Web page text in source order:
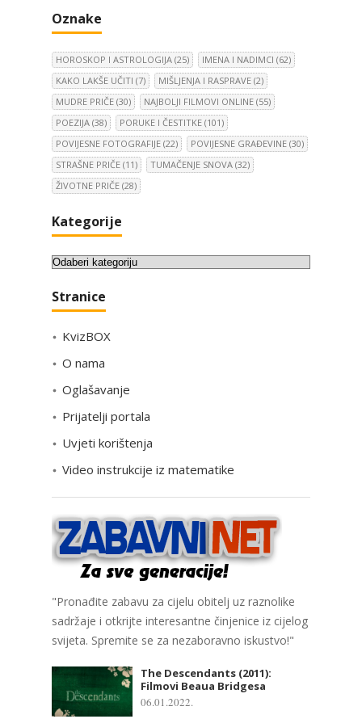
Oznake
HOROSKOP I ASTROLOGIJA (25) IMENA I NADIMCI (62)
KAKO LAKŠE UČITI (7) MIŠLJENJA I RASPRAVE (2)
MUDRE PRIČE (30) NAJBOLJI FILMOVI ONLINE (55)
POEZIJA (38) PORUKE I ČESTITKE (101)
POVIJESNE FOTOGRAFIJE (22) POVIJESNE GRAĐEVINE (30)
STRAŠNE PRIČE (11) TUMAČENJE SNOVA (32)
ŽIVOTNE PRIČE (28)
Kategorije
K
t
g
i
j
Stranice
KvizBOX
O nama
Oglašavanje
Prijatelji portala
Uvjeti korištenja
Video instrukcije iz matematike
"Pronađite zabavu za cijelu obitelj uz raznolike
sadržaje i otkrijte interesantne činjenice iz cijelog
svijeta. Spremite se za nezaboravno iskustvo!"
The Descendants (2011):
Filmovi Beaua Bridgesa
06.01.2022.